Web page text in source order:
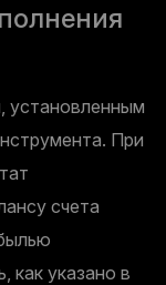
установленным
При
счета
как указано в